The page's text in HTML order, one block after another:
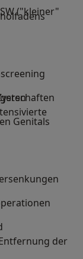
("kleiner"
Genitals
der